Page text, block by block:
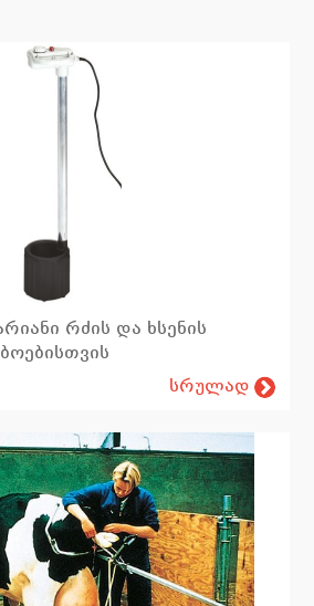
რძის და ხსენის
სრულად